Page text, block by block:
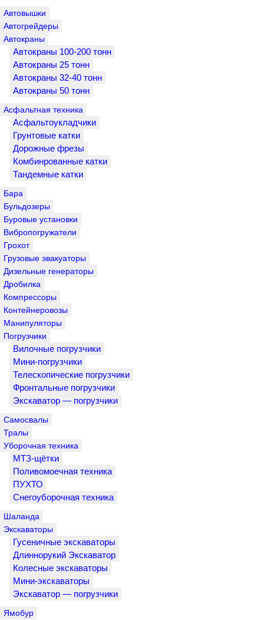
Автовышки
Автогрейдеры
Автокраны
Автокраны 100-200 тонн
Автокраны 25 тонн
Автокраны 32-40 тонн
Автокраны 50 тонн
Асфальтная техника
Асфальтоукладчики
Грунтовые катки
Дорожные фрезы
Комбинрованные катки
Тандемные катки
Бара
Бульдозеры
Буровые установки
Вибропогружатели
Грохот
Грузовые эвакуаторы
Дизельные генераторы
Дробилка
Компрессоры
Контейнеровозы
Манипуляторы
Погрузчики
Вилочные погрузчики
Мини-погрузчики
Телескопические погрузчики
Фронтальные погрузчики
Экскаватор — погрузчики
Самосвалы
Тралы
Уборочная техника
МТЗ-щётки
Поливомоечная техника
ПУХТО
Снегоуборочная техника
Шаланда
Экскаваторы
Гусеничные экскаваторы
Длиннорукий Экскаватор
Колесные экскаваторы
Мини-экскаваторы
Экскаватор — погрузчики
Ямобур